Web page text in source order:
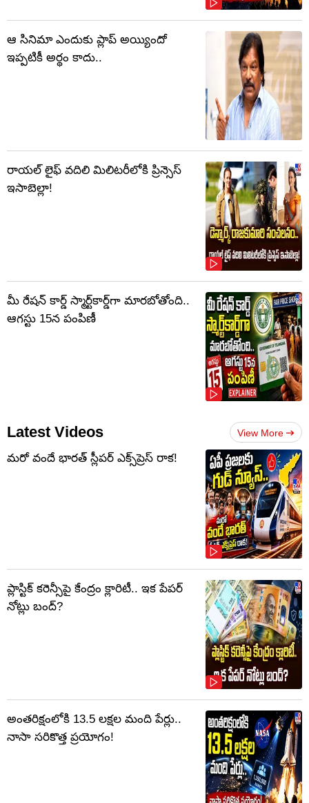
ఆ సినిమా ఎందుకు ప్లాప్ అయ్యిందో
ఇప్పటికీ అర్థం కాదు..
రాయల్ లైఫ్ వదిలి మిలిటరీలోకి ప్రిన్సెస్
ఇసాబెల్లా!
మీ రేషన్ కార్డ్ స్మార్ట్‌కార్డ్‌గా మారబోతోంది..
ఆగస్టు 15న పంపిణీ
Latest Videos View More
మరో వందే భారత్ స్లీపర్ ఎక్స్‌ప్రెస్ రాక!
ప్లాస్టిక్‌ కరెన్సీపై కేంద్రం క్లారిటీ.. ఇక పేపర్‌
నోట్లు బంద్‌?
అంతరిక్షంలోకి 13.5 లక్షల మంది పేర్లు..
నాసా సరికొత్త ప్రయోగం!